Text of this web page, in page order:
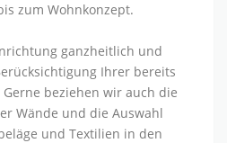
zum Wohnkonzept.
ganzheitlich und
Ihrer bereits
beziehen wir auch die
Wände und die Auswahl
und Textilien in den